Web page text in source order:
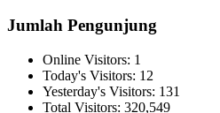
Jumlah Pengunjung
Online Visitors: 1
Today's Visitors: 12
Yesterday's Visitors: 131
Total Visitors: 320,549